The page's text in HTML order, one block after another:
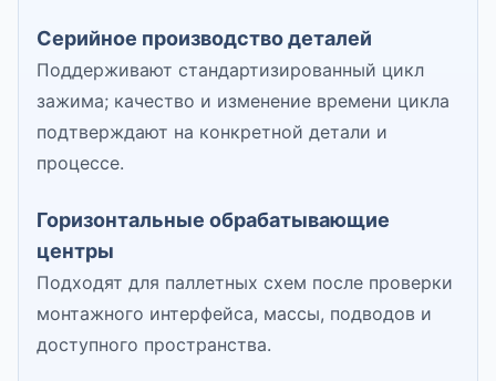
Серийное производство деталей
Поддерживают стандартизированный цикл
зажима; качество и изменение времени цикла
подтверждают на конкретной детали и
процессе.
Горизонтальные обрабатывающие
центры
Подходят для паллетных схем после проверки
монтажного интерфейса, массы, подводов и
доступного пространства.